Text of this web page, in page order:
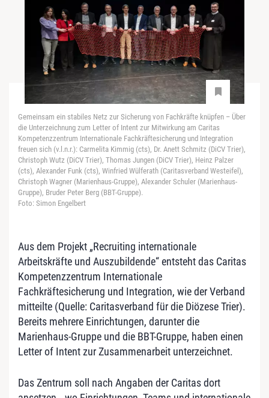
Gemeinsam ein stabiles Netz zur Sicherung von Fachkräfte knüpfen – Über
die Unterzeichnung zum Letter of Intent zur Mitwirkung am Caritas
Kompetenzzentrum Internationale Fachkräftesicherung und Integration
freuen sich (v.l.n.r.): Carmelita Kimmig (cts), Dr. Anett Schmitz (DiCV Trier),
Christoph Wutz (DiCV Trier), Thomas Jungen (DiCV Trier), Heinz Palzer
(cts), Alexander Funk (cts), Winfried Wülferath (Caritasverband Westeifel),
Christoph Wagner (Marienhaus-Gruppe), Alexander Schuler (Marienhaus-
Gruppe), Bruder Peter Berg (BBT-Gruppe).
Foto: Simon Engelbert
Aus dem Projekt „Recruiting internationale
Arbeitskräfte und Auszubildende“ entsteht das Caritas
Kompetenzzentrum Internationale
Fachkräftesicherung und Integration, wie der Verband
mitteilte (Quelle: Caritasverband für die Diözese Trier).
Bereits mehrere Einrichtungen, darunter die
Marienhaus-Gruppe und die BBT-Gruppe, haben einen
Letter of Intent zur Zusammenarbeit unterzeichnet.
Das Zentrum soll nach Angaben der Caritas dort